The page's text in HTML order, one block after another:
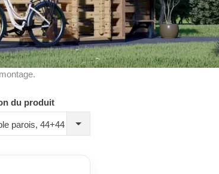
du produit
parois, 44+44 mm